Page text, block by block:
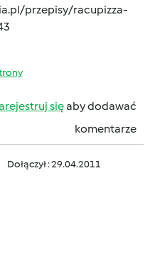
przepisy/racupizza-
sięaby dodawać
komentarze
Dołączył : 29.04.2011